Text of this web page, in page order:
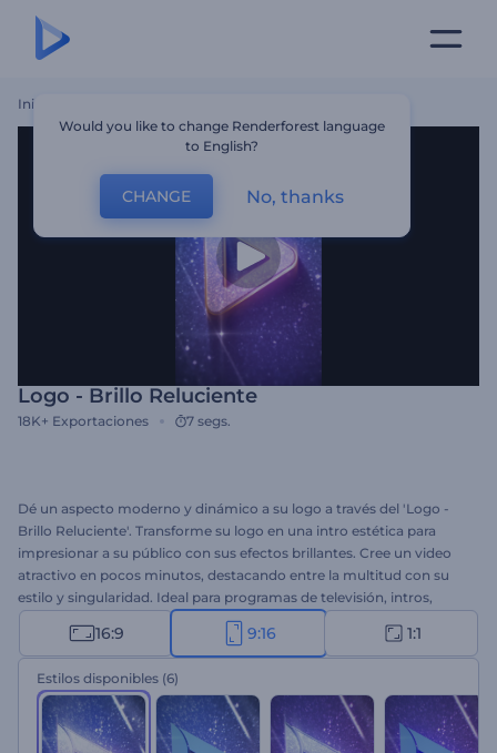
Inicio
Logo - Brillo Reluciente
18K+ Exportaciones 7 segs.
Dé un aspecto moderno y dinámico a su logo a través del 'Logo -
Brillo Reluciente'. Transforme su logo en una intro estética para
impresionar a su público con sus efectos brillantes. Cree un video
atractivo en pocos minutos, destacando entre la multitud con su
estilo y singularidad. Ideal para programas de televisión, intros,
outros, aperturas y mucho más. Suba su logo, añada el texto, la
música y contemple el poder de la singularidad.
16:9 9:16 1:1
Estilos disponibles (6)
Would you like to change Renderforest language
to English?
CHANGE No, thanks